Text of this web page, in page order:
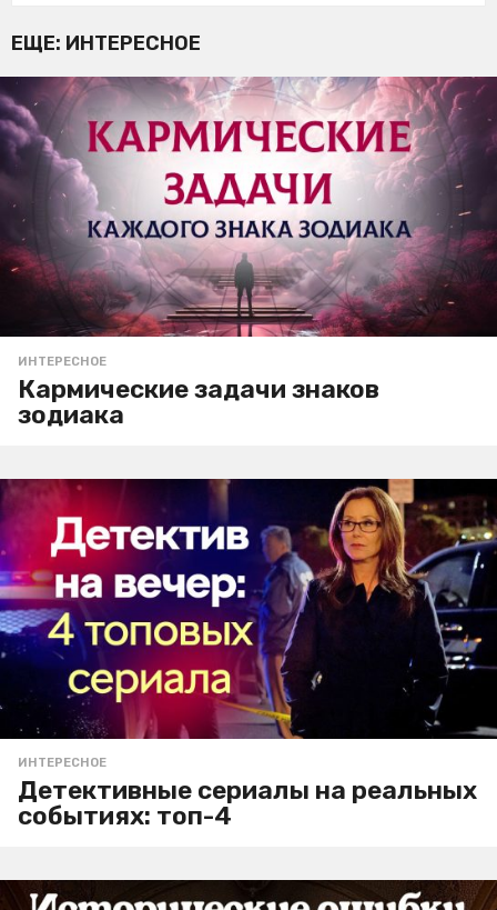
ЕЩЕ: ИНТЕРЕСНОЕ
ИНТЕРЕСНОЕ
Кармические задачи знаков
зодиака
ИНТЕРЕСНОЕ
Детективные сериалы на реальных
событиях: топ-4